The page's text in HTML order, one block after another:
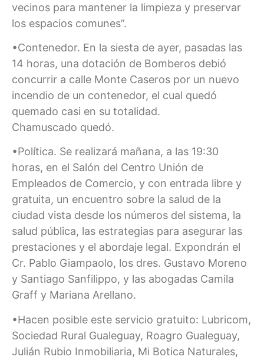
vecinos para mantener la limpieza y preservar
los espacios comunes”.
•Contenedor. En la siesta de ayer, pasadas las
14 horas, una dotación de Bomberos debió
concurrir a calle Monte Caseros por un nuevo
incendio de un contenedor, el cual quedó
quemado casi en su totalidad.
Chamuscado quedó.
•Política. Se realizará mañana, a las 19:30
horas, en el Salón del Centro Unión de
Empleados de Comercio, y con entrada libre y
gratuita, un encuentro sobre la salud de la
ciudad vista desde los números del sistema, la
salud pública, las estrategias para asegurar las
prestaciones y el abordaje legal. Expondrán el
Cr. Pablo Giampaolo, los dres. Gustavo Moreno
y Santiago Sanfilippo, y las abogadas Camila
Graff y Mariana Arellano.
•Hacen posible este servicio gratuito: Lubricom,
Sociedad Rural Gualeguay, Roagro Gualeguay,
Julián Rubio Inmobiliaria, Mi Botica Naturales,